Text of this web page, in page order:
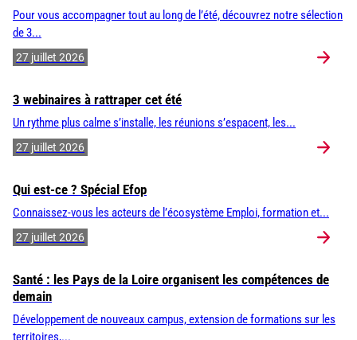
Pour vous accompagner tout au long de l’été, découvrez notre sélection
de 3...
27 juillet 2026
3 webinaires à rattraper cet été
Un rythme plus calme s’installe, les réunions s’espacent, les...
27 juillet 2026
Qui est-ce ? Spécial Efop
Connaissez-vous les acteurs de l’écosystème Emploi, formation et...
27 juillet 2026
Santé : les Pays de la Loire organisent les compétences de
demain
Développement de nouveaux campus, extension de formations sur les